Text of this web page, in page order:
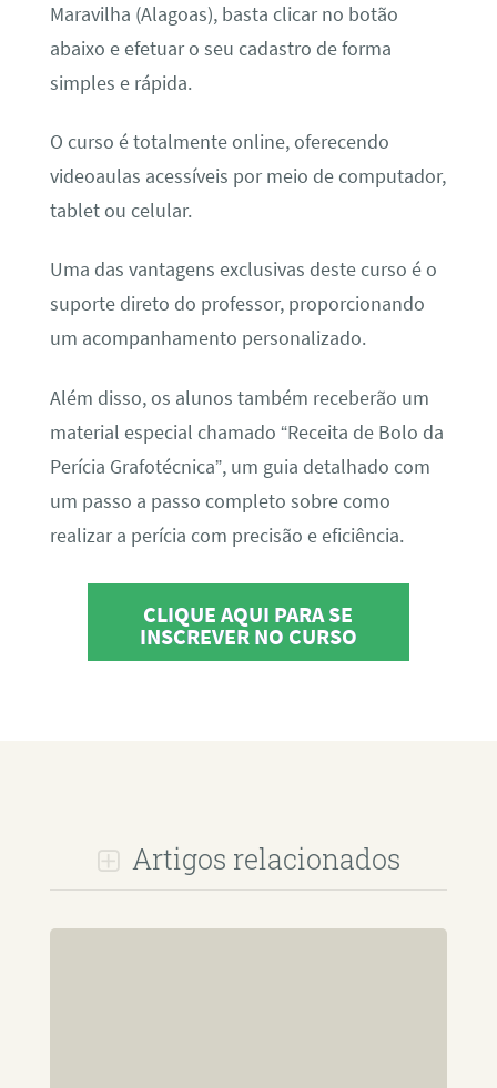
Maravilha (Alagoas), basta clicar no botão
abaixo e efetuar o seu cadastro de forma
simples e rápida.
O curso é totalmente online, oferecendo
videoaulas acessíveis por meio de computador,
tablet ou celular.
Uma das vantagens exclusivas deste curso é o
suporte direto do professor, proporcionando
um acompanhamento personalizado.
Além disso, os alunos também receberão um
material especial chamado “Receita de Bolo da
Perícia Grafotécnica”, um guia detalhado com
um passo a passo completo sobre como
realizar a perícia com precisão e eficiência.
CLIQUE AQUI PARA SE
INSCREVER NO CURSO
Artigos relacionados